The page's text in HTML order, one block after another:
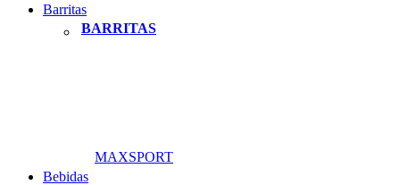
Barritas
BARRITAS
MAXSPORT
Bebidas